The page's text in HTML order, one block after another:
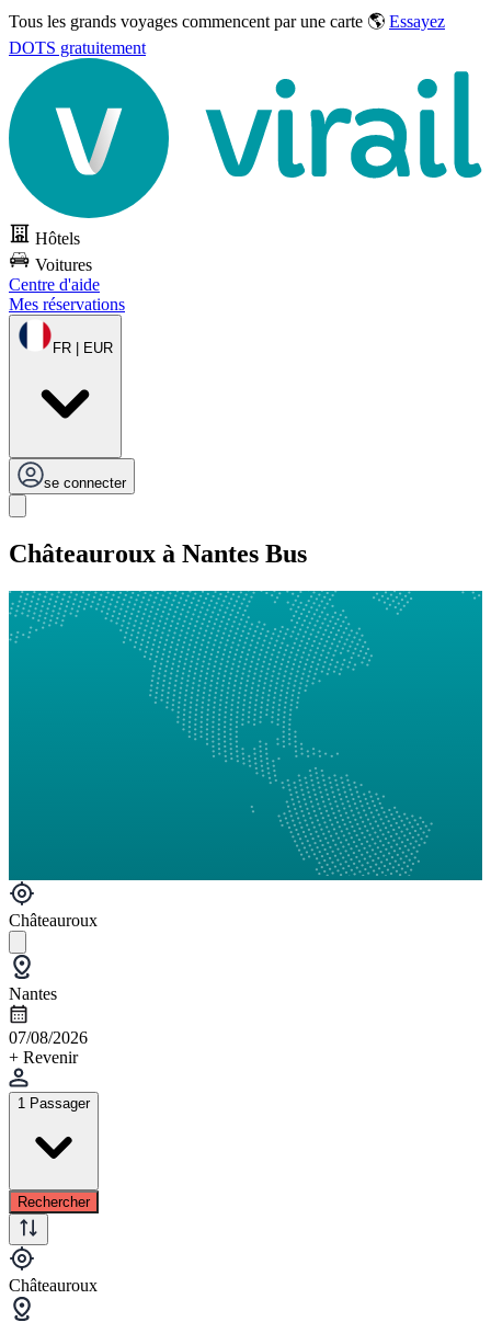
Tous les grands voyages commencent par une carte 🌎 Essayez
DOTS gratuitement
Hôtels
Voitures
Centre d'aide
Mes réservations
FR | EUR
se connecter
Châteauroux à Nantes Bus
Châteauroux
Nantes
07/08/2026
+ Revenir
1 Passager
Rechercher
Châteauroux